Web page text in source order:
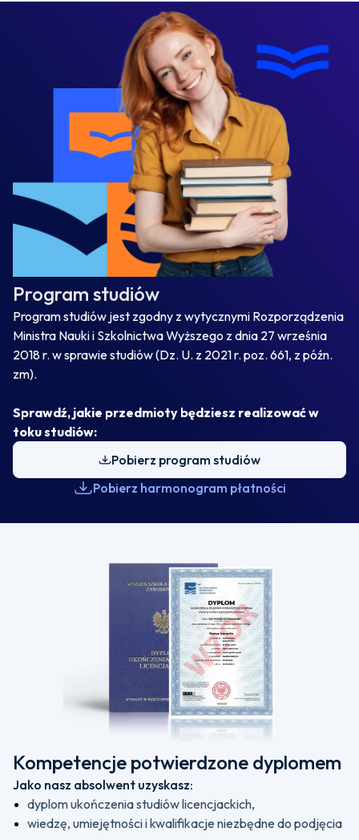
Program studiów
Program studiów jest zgodny z wytycznymi Rozporządzenia
Ministra Nauki i Szkolnictwa Wyższego z dnia 27 września
2018 r. w sprawie studiów (Dz. U. z 2021 r. poz. 661, z późn.
zm).
Sprawdź, jakie przedmioty będziesz realizować w
toku studiów:
Pobierz program studiów
Pobierz harmonogram płatności
Kompetencje potwierdzone dyplomem
Jako nasz absolwent uzyskasz:
dyplom ukończenia studiów licencjackich,
wiedzę, umiejętności i kwalifikacje niezbędne do podjęcia